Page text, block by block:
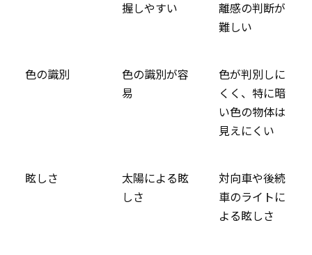
握しやすい
離感の判断が
難しい
色の識別
色の識別が容
易
色が判別しに
くく、特に暗
い色の物体は
見えにくい
眩しさ
太陽による眩
しさ
対向車や後続
車のライトに
よる眩しさ